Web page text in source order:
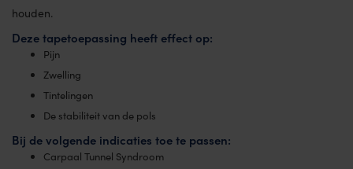
houden.
Deze tapetoepassing heeft effect op:
Pijn
Zwelling
Tintelingen
De stabiliteit van de pols
Bij de volgende indicaties toe te passen:
Carpaal Tunnel Syndroom